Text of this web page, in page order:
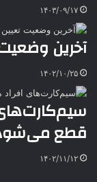
۱۴۰۳/۰۹/۱۷
آخرین وضعیت
۱۴۰۲/۱۰/۲۵
قطع
۱۴۰۲/۱۱/۱۲